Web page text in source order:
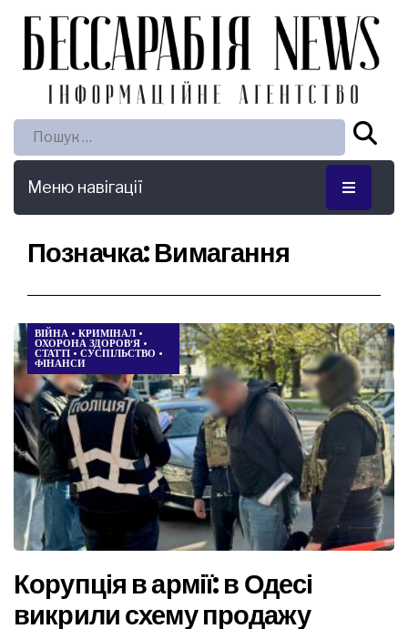
Пошук:
Меню навігації
Позначка:Вимагання
ВІЙНА • КРИМІНАЛ •
ОХОРОНА ЗДОРОВ’Я •
СТАТТІ • СУСПІЛЬСТВО •
ФІНАНСИ
Корупція в армії: в Одесі
викрили схему продажу